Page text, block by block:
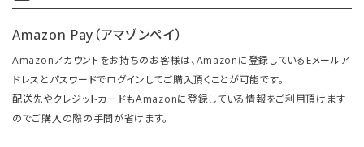
Amazon Pay（アマゾンペイ）
Amazonアカウントをお持ちのお客様は、Amazonに登録しているEメールア
ドレスとパスワードでログインしてご購入頂くことが可能です。
配送先やクレジットカードもAmazonに登録している情報をご利用頂けます
のでご購入の際の手間が省けます。